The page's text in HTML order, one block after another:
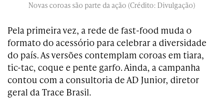
Novas coroas são parte da ação (Crédito: Divulgação)
Pela primeira vez, a rede de fast-food muda o
formato do acessório para celebrar a diversidade
do país. As versões contemplam coroas em tiara,
tic-tac, coque e pente garfo. Ainda, a campanha
contou com a consultoria de AD Junior, diretor
geral da Trace Brasil.